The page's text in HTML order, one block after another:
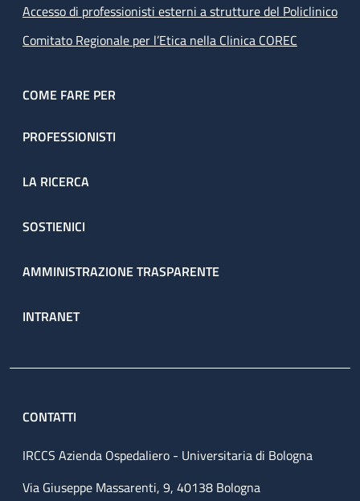
Accesso di professionisti esterni a strutture del Policlinico
Comitato Regionale per l’Etica nella Clinica COREC
COME FARE PER
PROFESSIONISTI
LA RICERCA
SOSTIENICI
AMMINISTRAZIONE TRASPARENTE
INTRANET
CONTATTI
IRCCS Azienda Ospedaliero - Universitaria di Bologna
Via Giuseppe Massarenti, 9, 40138 Bologna